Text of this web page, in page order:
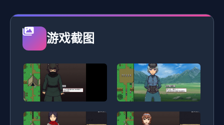
游戏截图